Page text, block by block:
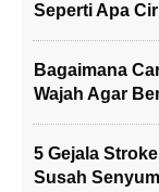
Seperti Apa
Bagaimana
Wajah Agar
5 Gejala
Susah